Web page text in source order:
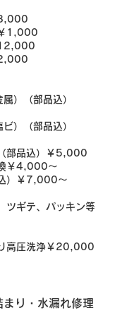
8,000
￥1,000
12,000
2,000
）（部品込）
）（部品込）
部品込）￥5,000
￥4,000～
）￥7,000～
ツギテ、パッキン等
高圧洗浄￥20,000
まり・水漏れ修理